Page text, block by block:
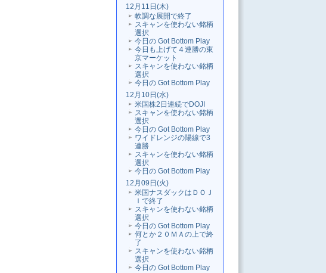
12月11日(木)
軟調な展開で終了
スキャンを使わない銘柄
選択
今日の Got Bottom Play
今日も上げて４連勝の東
京マーケット
スキャンを使わない銘柄
選択
今日の Got Bottom Play
12月10日(水)
米国株2日連続でDOJI
スキャンを使わない銘柄
選択
今日の Got Bottom Play
ワイドレンジの陽線で3
連勝
スキャンを使わない銘柄
選択
今日の Got Bottom Play
12月09日(火)
米国ナスダックはＤＯＪ
Ｉで終了
スキャンを使わない銘柄
選択
今日の Got Bottom Play
何とか２０ＭＡの上で終
了
スキャンを使わない銘柄
選択
今日の Got Bottom Play